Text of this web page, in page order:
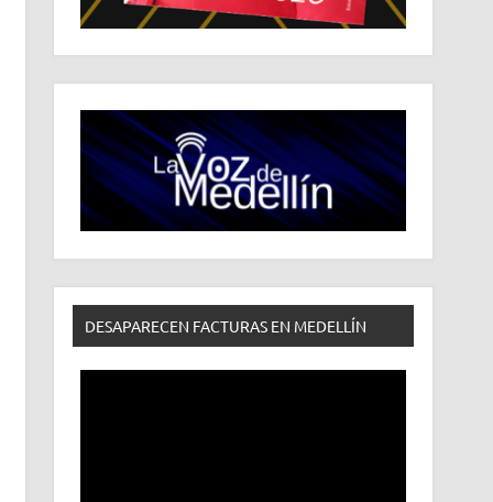
DESAPARECEN FACTURAS EN MEDELLÍN